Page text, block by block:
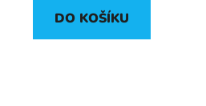
DO KOŠÍKU